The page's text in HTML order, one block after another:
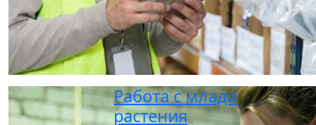
Работа с млади
растения